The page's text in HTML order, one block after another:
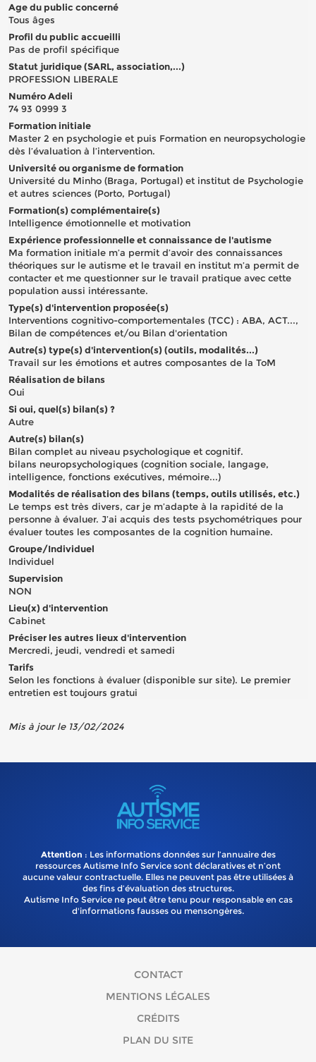
Age du public concerné
Tous âges
Profil du public accueilli
Pas de profil spécifique
Statut juridique (SARL, association,...)
PROFESSION LIBERALE
Numéro Adeli
74 93 0999 3
Formation initiale
Master 2 en psychologie et puis Formation en neuropsychologie
dès l’évaluation à l’intervention.
Université ou organisme de formation
Université du Minho (Braga, Portugal) et institut de Psychologie
et autres sciences (Porto, Portugal)
Formation(s) complémentaire(s)
Intelligence émotionnelle et motivation
Expérience professionnelle et connaissance de l'autisme
Ma formation initiale m’a permit d’avoir des connaissances
théoriques sur le autisme et le travail en institut m’a permit de
contacter et me questionner sur le travail pratique avec cette
population aussi intéressante.
Type(s) d'intervention proposée(s)
Interventions cognitivo-comportementales (TCC) : ABA, ACT...,
Bilan de compétences et/ou Bilan d'orientation
Autre(s) type(s) d'intervention(s) (outils, modalités...)
Travail sur les émotions et autres composantes de la ToM
Réalisation de bilans
Oui
Si oui, quel(s) bilan(s) ?
Autre
Autre(s) bilan(s)
Bilan complet au niveau psychologique et cognitif.
bilans neuropsychologiques (cognition sociale, langage,
intelligence, fonctions exécutives, mémoire...)
Modalités de réalisation des bilans (temps, outils utilisés, etc.)
Le temps est très divers, car je m’adapte à la rapidité de la
personne à évaluer. J’ai acquis des tests psychométriques pour
évaluer toutes les composantes de la cognition humaine.
Groupe/Individuel
Individuel
Supervision
NON
Lieu(x) d'intervention
Cabinet
Préciser les autres lieux d'intervention
Mercredi, jeudi, vendredi et samedi
Tarifs
Selon les fonctions à évaluer (disponible sur site). Le premier
entretien est toujours gratui
Mis à jour le 13/02/2024
Attention : Les informations données sur l’annuaire des
ressources Autisme Info Service sont déclaratives et n’ont
aucune valeur contractuelle. Elles ne peuvent pas être utilisées à
des fins d’évaluation des structures.
Autisme Info Service ne peut être tenu pour responsable en cas
d'informations fausses ou mensongères.
CONTACT
MENTIONS LÉGALES
CRÉDITS
PLAN DU SITE